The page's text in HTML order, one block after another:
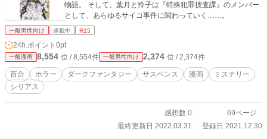
物語。 そして、葉月と怜子は『特殊犯罪捜査課』のメンバー
として、あらゆるサイコ事件に関わっていく……。
一般男性向け 連載中 R15
24h.ポイント 0pt
一般漫画 8,554 位 / 8,554件 一般男性向け 2,374 位 / 2,374件
百合 ホラー ダークファンタジー サスペンス 漫画
ミステリー
シリアス
感想数 0
69ページ
最終更新日 2022.03.31
登録日 2021.12.30